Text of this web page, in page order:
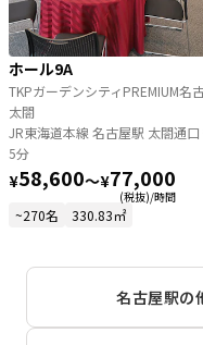
ホール9A
TKPガーデンシティPREMIUM名
太閤
JR東海道本線 名古屋駅 太閤通口
5分
¥58,600〜¥77,000
(税抜)/時間
~270名 330.83㎡
名古屋駅の